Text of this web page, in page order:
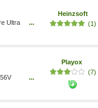
Ultra
...
Heinzsoft
(1)
...
Playox
(7)